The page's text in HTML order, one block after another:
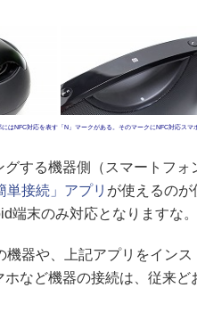
はNFC対応を表す「N」マークがある。そのマークにNFC対応ス
する機器側（スマートフォ
単接続」アプリ が使えるの
端末のみ対応となりますな。
器や、上記アプリをインス
など機器の接続は、従来